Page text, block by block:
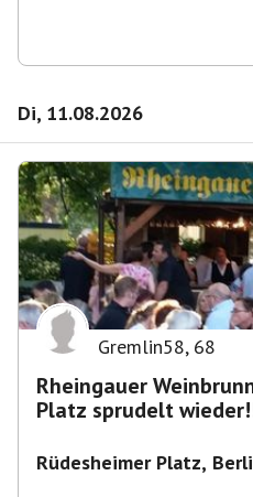
Di, 11.08.2026
Gremlin58, 68
Rheingauer
Platz sprudelt
Rüdesheimer Platz,